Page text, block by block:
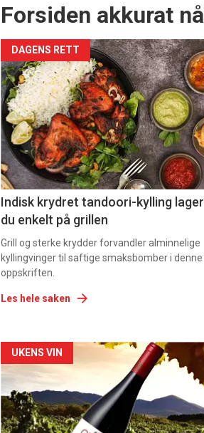
Forsiden akkurat nå
DAGENS RETT
Indisk krydret tandoori-kylling lager
du enkelt på grillen
Grill og sterke krydder forvandler alminnelige
kyllingvinger til saftige smaksbomber i denne
oppskriften.
Les hele saken
Forsiden
akkurat
nå
UKENS VIN